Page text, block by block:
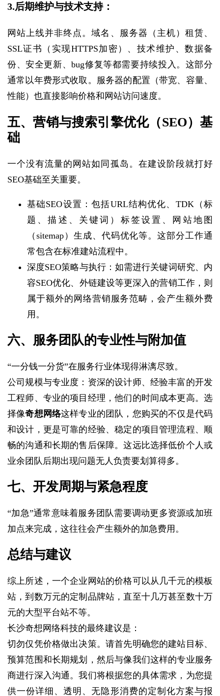
3.后期维护与技术支持：
网站上线并非终点。域名、服务器（主机）租赁、
SSL证书（实现HTTPS加密）、技术维护、数据备
份、安全更新、bug修复等都需要持续投入。这部分
通常以年费形式收取。服务器的配置（带宽、容量、
性能）也直接影响价格和网站访问速度。
五、营销与搜索引擎优化（SEO）基
础
一个没有流量的网站如同孤岛。在建设阶段就打好
SEO基础至关重要。
基础SEO设置：包括URL结构优化、TDK（标
题、描述、关键词）标签设置、网站地图
（sitemap）生成、代码优化等。这部分工作通
常包含在标准建站流程中。
深度SEO策略与执行：如需进行关键词研究、内
容SEO优化、外链建设等更深入的营销工作，则
属于额外的网络营销服务范畴，会产生额外费
用。
六、服务团队的专业性与附加值
“一分钱一分货”在服务行业体现得淋漓尽致。
公司规模与专业度：资深的设计师、经验丰富的开发
工程师、专业的项目经理，他们的时间成本更高。选
择像奇想网络这样专业的团队，您购买的不仅是代码
和设计，更是可靠的经验、稳定的项目管理流程、顺
畅的沟通和长期的售后保障。这远比选择低价个人或
业余团队后期出现问题无人负责要划算得多。
七、开发周期与紧急程度
“加急”通常意味着服务团队需要调动更多资源或加班
加点来完成，这往往会产生额外的加急费用。
总结与建议
综上所述，一个企业网站的价格可以从几千元的模板
站，到数万元的定制品牌站，直至十几万甚至数十万
元的大型平台站不等。
长沙奇想网络科技的最终建议是：
切勿仅凭价格做出决策。请首先明确您的建站目标、
预算范围和长期规划，然后与像我们这样的专业服务
商进行深入沟通。我们将根据您的具体需求，为您提
供一份详细、透明、无隐形消费的定制化方案与报